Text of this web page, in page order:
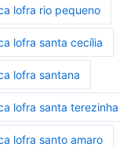
lofra rio pequeno
lofra santa cecília
lofra santana
lofra santa terezinha
lofra santo amaro